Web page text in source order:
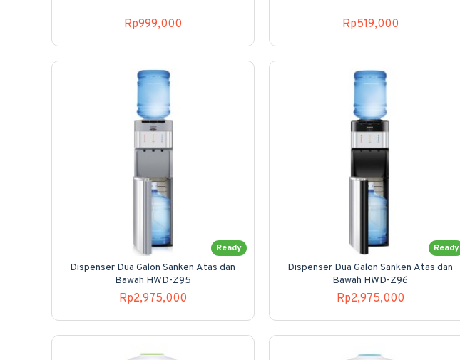
Rp999,000 Rp519,000
Ready
Dispenser Dua Galon Sanken Atas dan
Bawah HWD-Z95
Rp2,975,000
Ready
Dispenser Dua Galon Sanken Atas dan
Bawah HWD-Z96
Rp2,975,000